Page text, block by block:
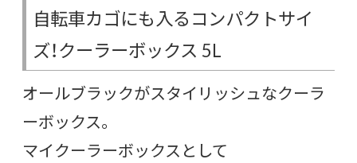
自転車カゴにも入るコンパクトサイ
ズ！クーラーボックス 5L
オールブラックがスタイリッシュなクーラ
ーボックス。
マイクーラーボックスとして